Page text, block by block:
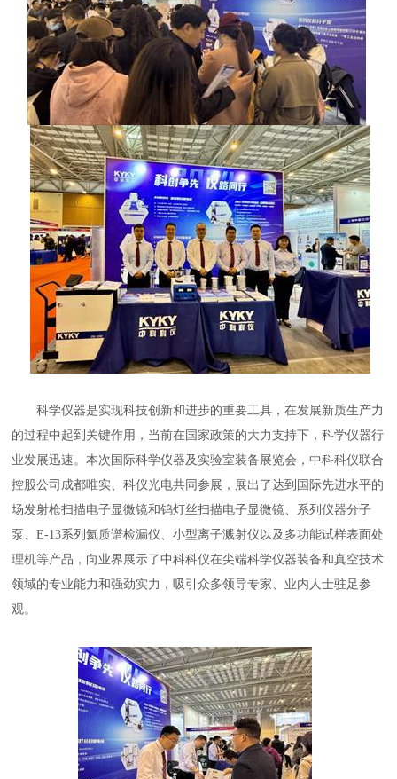
科学仪器是实现科技创新和进步的重要工具，在发展新质生产力
的过程中起到关键作用，当前在国家政策的大力支持下，科学仪器行
业发展迅速。本次国际科学仪器及实验室装备展览会，中科科仪联合
控股公司成都唯实、科仪光电共同参展，展出了达到国际先进水平的
场发射枪扫描电子显微镜和钨灯丝扫描电子显微镜、系列仪器分子
泵、E-13系列氦质谱检漏仪、小型离子溅射仪以及多功能试样表面处
理机等产品，向业界展示了中科科仪在尖端科学仪器装备和真空技术
领域的专业能力和强劲实力，吸引众多领导专家、业内人士驻足参
观。